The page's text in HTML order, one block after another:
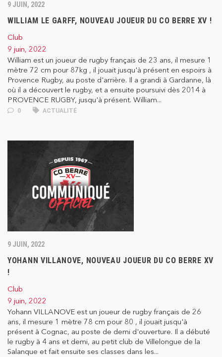
9 JUIN, 2022
WILLIAM LE GARFF, NOUVEAU JOUEUR DU CO BERRE XV !
Club
9 juin, 2022
William est un joueur de rugby français de 23 ans, il mesure 1
mètre 72 cm pour 87kg , il jouait jusqu'à présent en espoirs à
Provence Rugby, au poste d'arrière. Il a grandi à Gardanne, là
où il a découvert le rugby, et a ensuite poursuivi dès 2014 à
PROVENCE RUGBY, jusqu'à présent. William...
0 ACTUALITÉ
9 JUIN, 2022
YOHANN VILLANOVE, NOUVEAU JOUEUR DU CO BERRE XV
!
Club
9 juin, 2022
Yohann VILLANOVE est un joueur de rugby français de 26
ans, il mesure 1 mètre 78 cm pour 80 , il jouait jusqu'à
présent à Cognac, au poste de demi d'ouverture. Il a débuté
le rugby à 4 ans et demi, au petit club de Villelongue de la
Salanque et fait ensuite ses classes dans les...